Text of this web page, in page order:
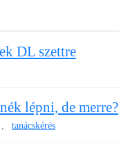
DL szettre
lépni, de merre?
, tanácskérés